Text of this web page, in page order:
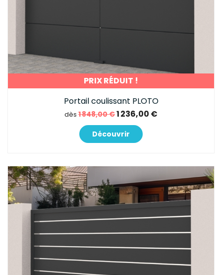
PRIX RÉDUIT !
Portail coulissant PLOTO
dès 1 848,00 €1 236,00 €
Découvrir